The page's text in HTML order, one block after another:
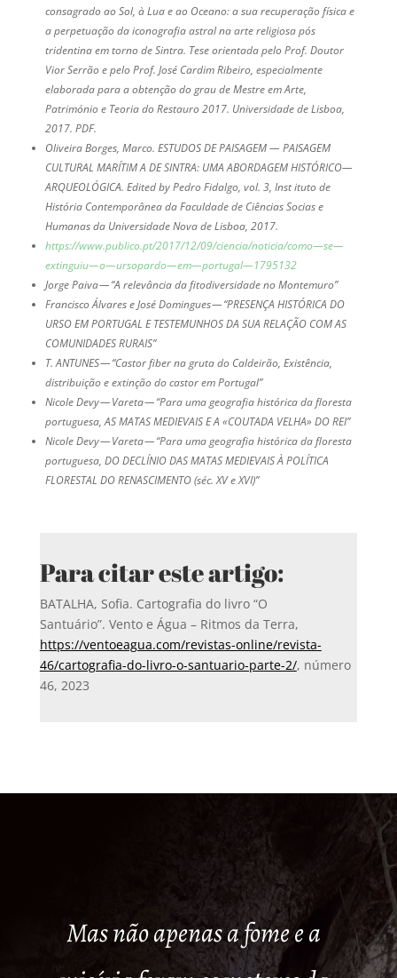
consagrado ao Sol, à Lua e ao Oceano: a sua recuperação física e
a perpetuação da iconografia astral na arte religiosa pós
tridentina em torno de Sintra. Tese orientada pelo Prof. Doutor
Vior Serrão e pelo Prof. José Cardim Ribeiro, especialmente
elaborada para a obtenção do grau de Mestre em Arte,
Património e Teoria do Restauro 2017. Universidade de Lisboa,
2017. PDF.
Oliveira Borges, Marco. ESTUDOS DE PAISAGEM — PAISAGEM
CULTURAL MARÍTIM A DE SINTRA: UMA ABORDAGEM HISTÓRICO—
ARQUEOLÓGICA. Edited by Pedro Fidalgo, vol. 3, Inst ituto de
História Contemporânea da Faculdade de Ciências Socias e
Humanas da Universidade Nova de Lisboa, 2017.
https://www.publico.pt/2017/12/09/ciencia/noticia/como—se—
extinguiu—o—ursopardo—em—portugal—1795132
Jorge Paiva — “A relevância da fitodiversidade no Montemuro”
Francisco Álvares e José Domingues — “PRESENÇA HISTÓRICA DO
URSO EM PORTUGAL E TESTEMUNHOS DA SUA RELAÇÃO COM AS
COMUNIDADES RURAIS”
T. ANTUNES — “Castor fiber na gruta do Caldeirão, Existência,
distribuição e extinção do castor em Portugal”
Nicole Devy — Vareta — “Para uma geografia histórica da floresta
portuguesa, AS MATAS MEDIEVAIS E A «COUTADA VELHA» DO REI”
Nicole Devy — Vareta — “Para uma geografia histórica da floresta
portuguesa, DO DECLÍNIO DAS MATAS MEDIEVAIS À POLÍTICA
FLORESTAL DO RENASCIMENTO (séc. XV e XVI)”
Para citar este artigo:
BATALHA, Sofia. Cartografia do livro “O
Santuário”. Vento e Água – Ritmos da Terra,
https://ventoeagua.com/revistas-online/revista-
46/cartografia-do-livro-o-santuario-parte-2/, número
46, 2023
Mas não apenas a fome e a